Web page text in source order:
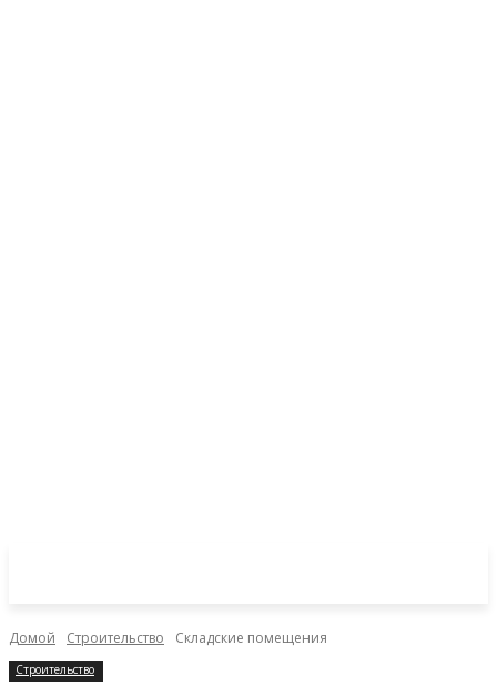
Домой Строительство Складские помещения
Строительство